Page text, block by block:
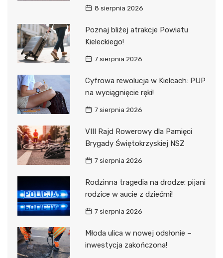
8 sierpnia 2026
Poznaj bliżej atrakcje Powiatu
Kieleckiego!
7 sierpnia 2026
Cyfrowa rewolucja w Kielcach: PUP
na wyciągnięcie ręki!
7 sierpnia 2026
VIII Rajd Rowerowy dla Pamięci
Brygady Świętokrzyskiej NSZ
7 sierpnia 2026
Rodzinna tragedia na drodze: pijani
rodzice w aucie z dziećmi!
7 sierpnia 2026
Młoda ulica w nowej odsłonie –
inwestycja zakończona!